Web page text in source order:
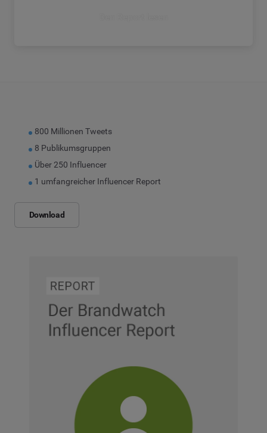
800 Millionen Tweets
8 Publikumsgruppen
Über 250 Influencer
1 umfangreicher Influencer Report
Download